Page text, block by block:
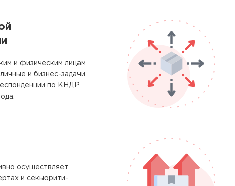
и физическим лицам
и бизнес-задачи,
по КНДР
осуществляет
и секьюрити-